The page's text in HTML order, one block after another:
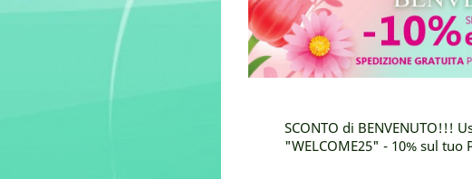
SCONTO di BENVENUTO!!!
"WELCOME25" - 10% sul tuo